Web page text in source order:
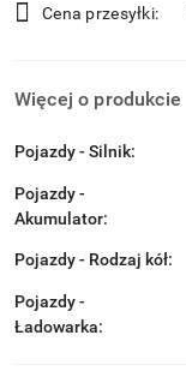
dostawa
Cena przesyłki:
Więcej o produkcie
Pojazdy - Silnik:
Pojazdy -
Akumulator:
Pojazdy - Rodzaj kół:
Pojazdy -
Ładowarka: